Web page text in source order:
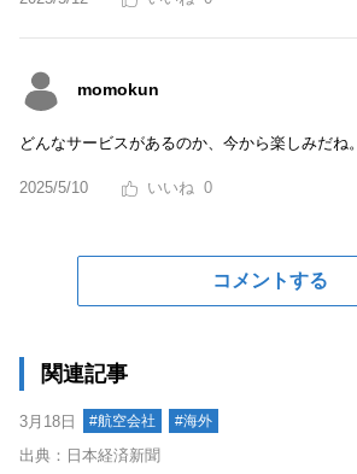
momokun
どんなサービスがあるのか、今から楽しみだね。
2025/5/10 0
コメントする
関連記事
3月18日 #航空会社 #海外
出典：日本経済新聞